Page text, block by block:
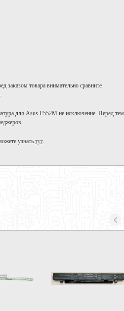
заказом товара внимательно сравните
для Asus F552M не исключение. Перед тем
узнать тут.